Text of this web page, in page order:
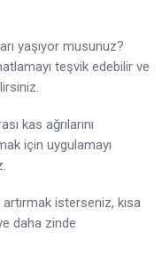
yaşıyor musunuz?
teşvik edebilir ve
kas ağrılarını
için uygulamayı
isterseniz, kısa
daha zinde